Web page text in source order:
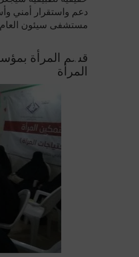
دعم واستقرار أمني
مستشفى سيئون العام
قسم المرأة
المرأة